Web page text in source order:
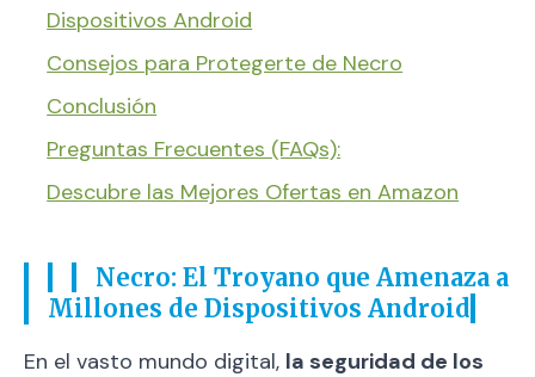
Dispositivos Android
Consejos para Protegerte de Necro
Conclusión
Preguntas Frecuentes (FAQs):
Descubre las Mejores Ofertas en Amazon
Necro: El Troyano que Amenaza a
Millones de Dispositivos Android
En el vasto mundo digital, la seguridad de los